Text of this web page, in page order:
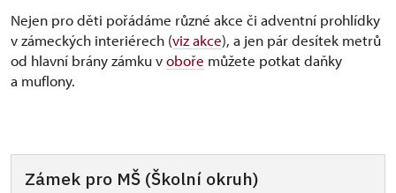
Nejen pro děti pořádáme různé akce či adventní prohlídky
v zámeckých interiérech (viz akce), a jen pár desítek metrů
od hlavní brány zámku voboře můžete potkat daňky
a muflony.
Zámek pro MŠ (Školní okruh)